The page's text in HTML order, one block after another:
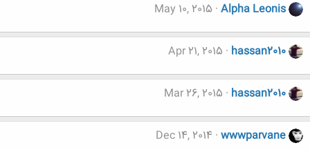
Alpha Leonis
May 10, 2015
hassan2010
Apr 21, 2015
hassan2010
Mar 26, 2015
wwwparvane
Dec 14, 2014